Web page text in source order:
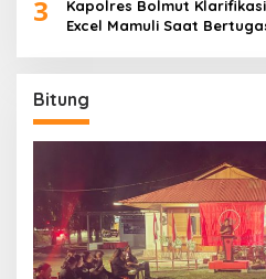
3
Kapolres Bolmut
Excel Mamuli Saat
Bitung